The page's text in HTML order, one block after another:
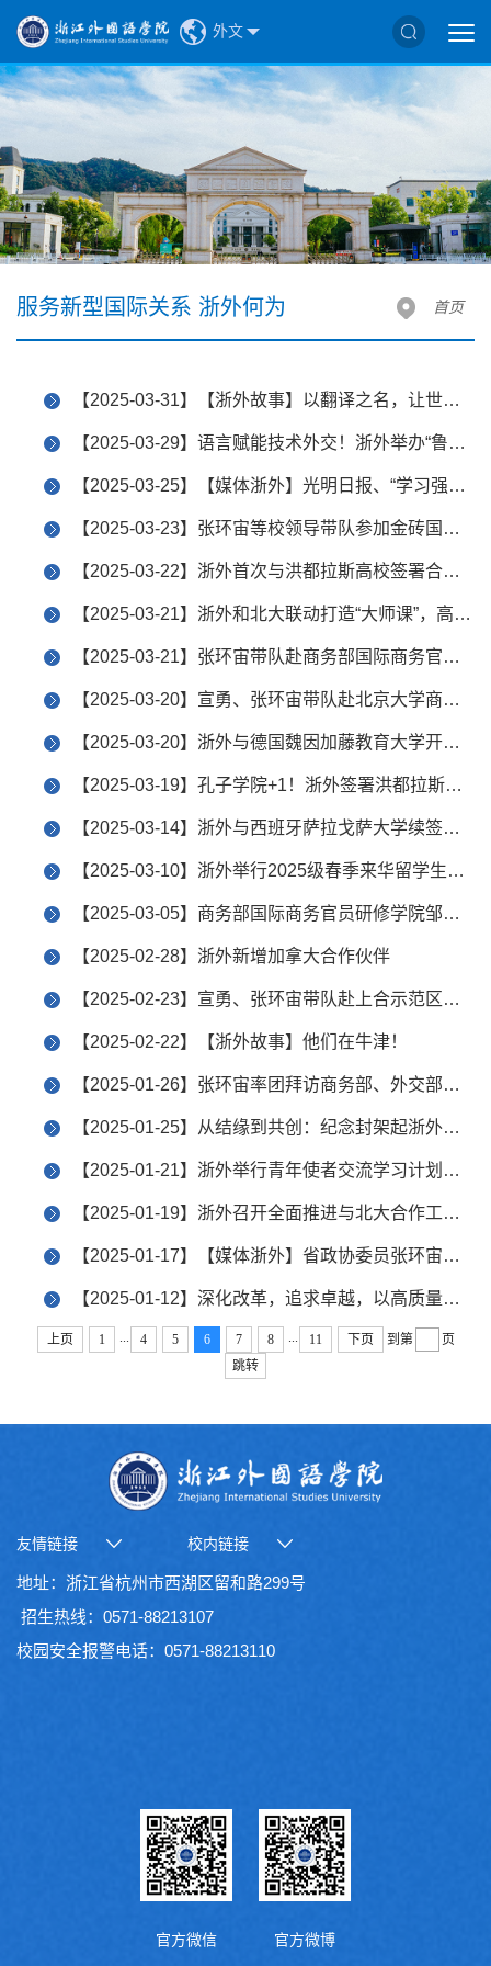
外文
服务新型国际关系 浙外何为 首页
【2025-03-31】【浙外故事】以翻译之名，让世界看见！
【2025-03-29】语言赋能技术外交！浙外举办“鲁班工坊”俄语短期研习营
【2025-03-25】【媒体浙外】光明日报、“学习强国”平台等报道浙外联合北大打造“大师课”
【2025-03-23】张环宙等校领导带队参加金砖国家特殊经济区中国合作中心工作推进会和金砖国家特殊经济区合作研究院成立仪式
【2025-03-22】浙外首次与洪都拉斯高校签署合作协议
【2025-03-21】浙外和北大联动打造“大师课”，高质量助推前沿交叉区域国别研究
【2025-03-21】张环宙带队赴商务部国际商务官员研修学院调研交流
【2025-03-20】宣勇、张环宙带队赴北京大学商谈深化合作事宜
【2025-03-20】浙外与德国魏因加藤教育大学开启国际交流合作新篇章
【2025-03-19】孔子学院+1！浙外签署洪都拉斯首家孔子学院共建协议
【2025-03-14】浙外与西班牙萨拉戈萨大学续签中外合作办学项目协议
【2025-03-10】浙外举行2025级春季来华留学生开学典礼
【2025-03-05】商务部国际商务官员研修学院邹传明一行来浙外调研交流
【2025-02-28】浙外新增加拿大合作伙伴
【2025-02-23】宣勇、张环宙带队赴上合示范区调研
【2025-02-22】【浙外故事】他们在牛津！
【2025-01-26】张环宙率团拜访商务部、外交部、中联部等单位
【2025-01-25】从结缘到共创：纪念封架起浙外助力文明互鉴新桥梁
【2025-01-21】浙外举行青年使者交流学习计划线上辅导会
【2025-01-19】浙外召开全面推进与北大合作工作专班会议
【2025-01-17】【媒体浙外】省政协委员张环宙、金旸建言献策、精彩发声
【2025-01-12】深化改革，追求卓越，以高质量教育对外开放助推学校转型升级
上页 1 ... 4 5 6 7 8 ... 11 下页 到第
页
跳转
友情链接 校内链接
地址：浙江省杭州市西湖区留和路299号
招生热线：0571-88213107
校园安全报警电话：0571-88213110
官方微信 官方微博